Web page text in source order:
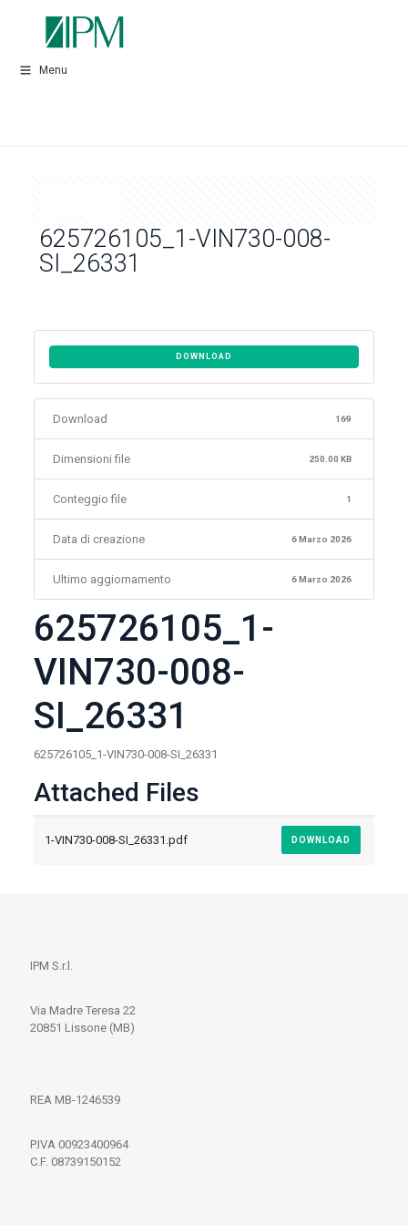
Menu
625726105_1-VIN730-008-
SI_26331
DOWNLOAD
Download 169
Dimensioni file 250.00 KB
Conteggio file 1
Data di creazione 6 Marzo 2026
Ultimo aggiornamento 6 Marzo 2026
625726105_1-
VIN730-008-
SI_26331
625726105_1-VIN730-008-SI_26331
Attached Files
1-VIN730-008-SI_26331.pdf DOWNLOAD
IPM S.r.l.
Via Madre Teresa 22
20851 Lissone (MB)
REA MB-1246539
P.IVA 00923400964
C.F. 08739150152